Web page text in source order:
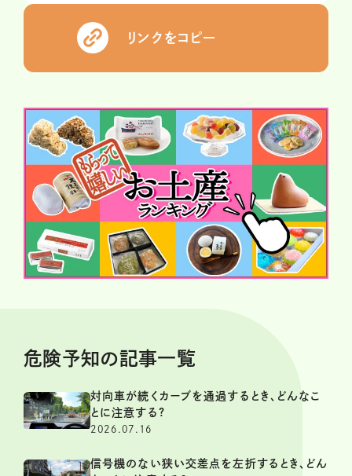
リンクをコピー
危険予知の記事一覧
対向車が続くカーブを通過するとき、どんなこ
とに注意する?
2026.07.16
信号機のない狭い交差点を左折するとき、どん